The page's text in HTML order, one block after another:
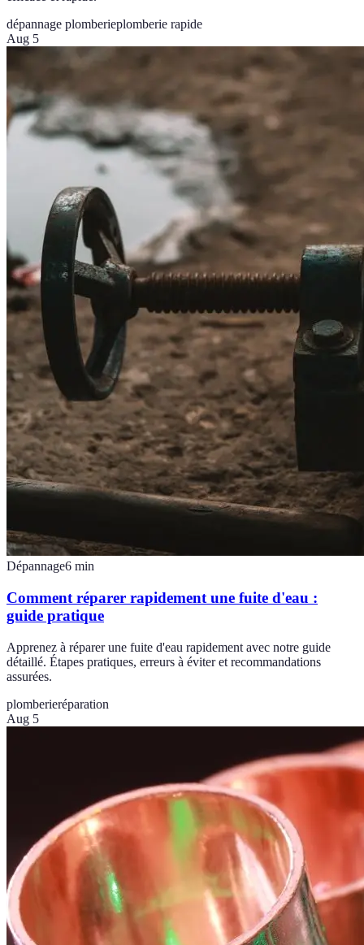
dépannage plomberieplomberie rapide
Aug 5
Dépannage6 min
Comment réparer rapidement une fuite d'eau :
guide pratique
Apprenez à réparer une fuite d'eau rapidement avec notre guide
détaillé. Étapes pratiques, erreurs à éviter et recommandations
assurées.
plomberieréparation
Aug 5